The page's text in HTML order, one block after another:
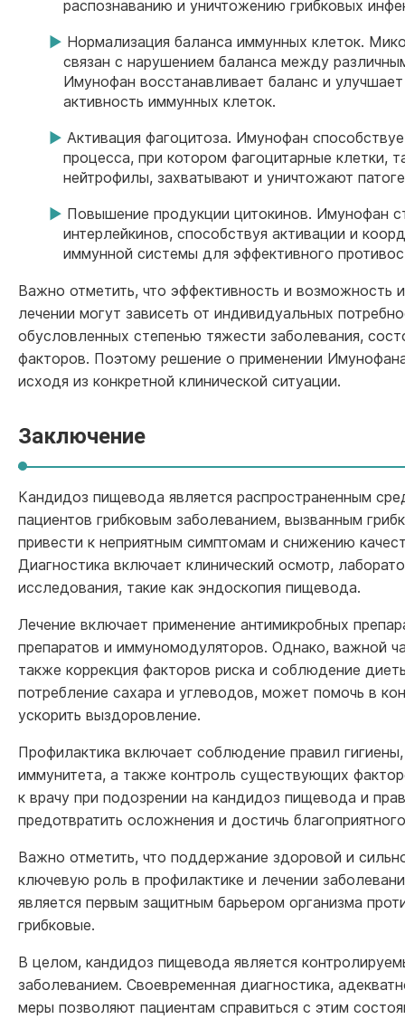
распознаванию и уничтожению грибковых
Нормализация баланса иммунных клеток.
связан с нарушением баланса между
Имунофан восстанавливает баланс и
активность иммунных клеток.
Активация фагоцитоза. Имунофан
процесса, при котором фагоцитарные клетки,
нейтрофилы, захватывают и уничтожают
Повышение продукции цитокинов. Имунофан
интерлейкинов, способствуя активации и
иммунной системы для эффективного
Важно отметить, что эффективность и возможность
лечении могут зависеть от индивидуальных
обусловленных степенью тяжести заболевания,
факторов. Поэтому решение о применении
исходя из конкретной клинической ситуации.
Заключение
Кандидоз пищевода является распространенным
пациентов грибковым заболеванием, вызванным
привести к неприятным симптомам и снижению
Диагностика включает клинический осмотр,
исследования, такие как эндоскопия пищевода.
Лечение включает применение антимикробных
препаратов и иммуномодуляторов. Однако, важной
также коррекция факторов риска и соблюдение
потребление сахара и углеводов, может помочь в
ускорить выздоровление.
Профилактика включает соблюдение правил
иммунитета, а также контроль существующих
к врачу при подозрении на кандидоз пищевода и
предотвратить осложнения и достичь
Важно отметить, что поддержание здоровой и
ключевую роль в профилактике и лечении
является первым защитным барьером организма
грибковые.
В целом, кандидоз пищевода является
заболеванием. Своевременная диагностика,
меры позволяют пациентам справиться с этим